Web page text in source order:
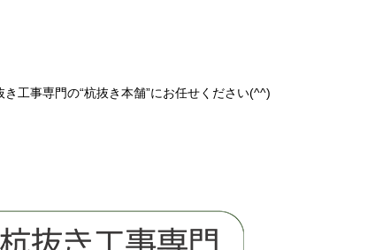
工事専門の“杭抜き本舗”にお任せください(^^)